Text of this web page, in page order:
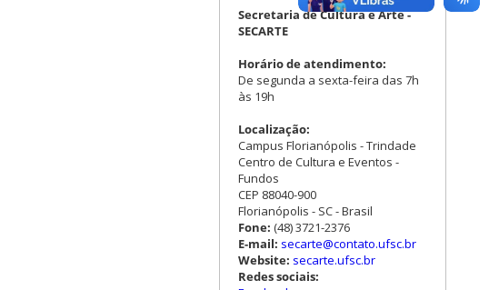
Secretaria de Cultura e Arte -
SECARTE
Horário de atendimento:
De segunda a sexta-feira das 7h
às 19h
Localização:
Campus Florianópolis - Trindade
Centro de Cultura e Eventos -
Fundos
CEP 88040-900
Florianópolis - SC - Brasil
Fone: (48) 3721-2376
E-mail: secarte@contato.ufsc.br
Website: secarte.ufsc.br
Redes sociais: